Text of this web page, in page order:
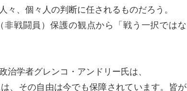
々、個々人の判断に任されるものだろう。
戦闘員）保護の観点から「戦う一択ではな
学者グレンコ・アンドリー氏は、
、その自由は今でも保障されています。皆が